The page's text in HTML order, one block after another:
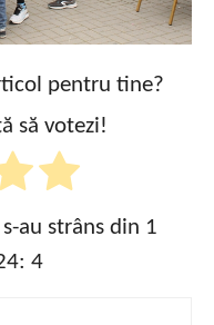
pentru tine?
să votezi!
au strâns din 1
4